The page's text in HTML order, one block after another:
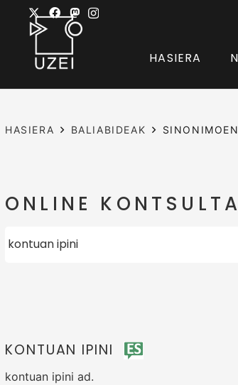
HASIERA
HASIERA BALIABIDEAK
ONLINE KONTSULTA
KONTUAN IPINI
kontuan ipini ad.